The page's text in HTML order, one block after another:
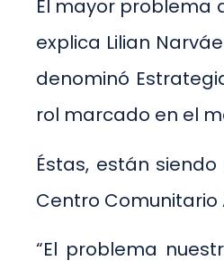
El mayor problema
explica Lilian
denominó
rol marcado en el
Éstas, están
Centro Comunitario
“El problema